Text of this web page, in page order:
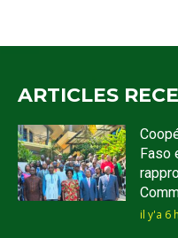
ARTICLES
Faso
il y'a 6